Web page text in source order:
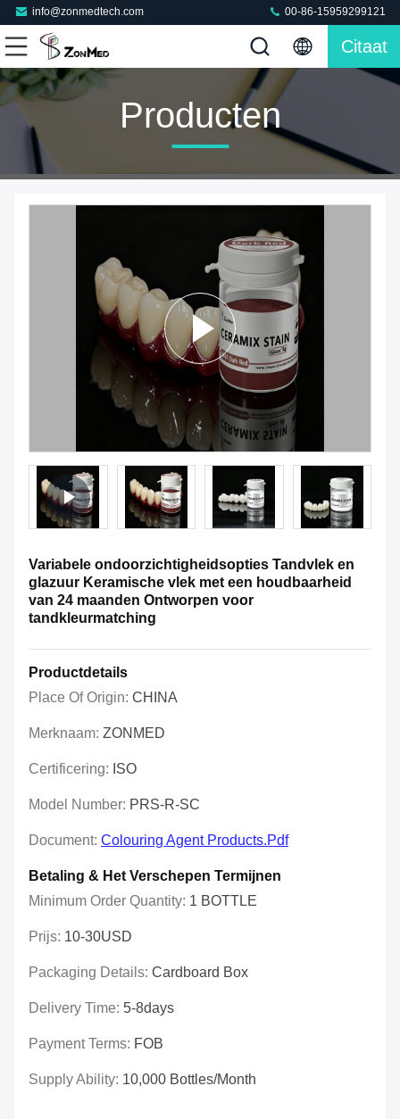
info@zonmedtech.com 00-86-15959299121
Citaat
Producten
Variabele ondoorzichtigheidsopties Tandvlek en
glazuur Keramische vlek met een houdbaarheid
van 24 maanden Ontworpen voor
tandkleurmatching
Productdetails
Place Of Origin: CHINA
Merknaam: ZONMED
Certificering: ISO
Model Number: PRS-R-SC
Document: Colouring Agent Products.pdf
Betaling & Het Verschepen Termijnen
Minimum Order Quantity: 1 BOTTLE
Prijs: 10-30USD
Packaging Details: Cardboard Box
Delivery Time: 5-8days
Payment Terms: FOB
Supply Ability: 10,000 Bottles/month